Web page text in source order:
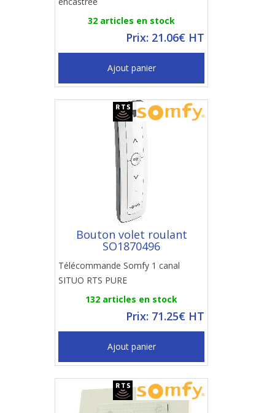
32 articles en stock
Prix: 21.06€ HT
Ajout panier
Bouton volet roulant
SO1870496
Télécommande Somfy 1 canal
SITUO RTS PURE
132 articles en stock
Prix: 71.25€ HT
Ajout panier